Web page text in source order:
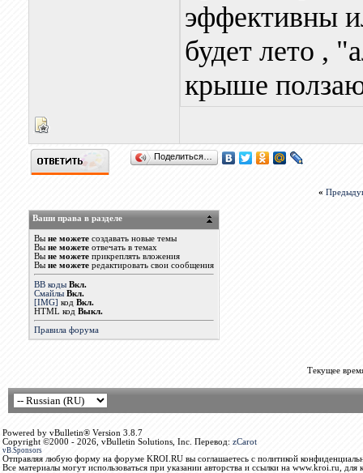
эффективны
будет лето ,
крыше
Поделиться…
«
Ваши права в разделе
Вы не можетесоздавать новые темы
Вы не можетеотвечать в темах
Вы не можетеприкреплять вложения
Вы не можетередактировать свои сообщения
BB коды Вкл.
Смайлы Вкл.
[IMG] код Вкл.
HTML код Выкл.
Правила форума
Текущее
Powered by vBulletin® Version 3.8.7
Copyright ©2000 - 2026, vBulletin Solutions, Inc. Перевод: zCarot
vB.Sponsors
Отправляя любую форму на форуме KROI.RU вы соглашаетесь с политикой
Все материалы могут использоваться при указании авторства и ссылки на www.kroi.ru, для